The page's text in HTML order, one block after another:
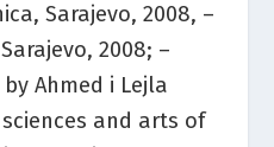
Sarajevo, 2008, –
2008; –
by Ahmed i Lejla
and arts of